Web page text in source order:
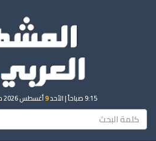
9:15 صباحاً | الأحد9أغسطس 2026 م |